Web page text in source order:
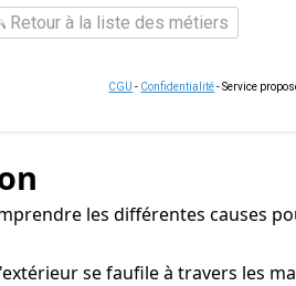
Retour à la liste des métiers
CGU - Confidentialité- Service
les différentes causes
se faufile à travers les